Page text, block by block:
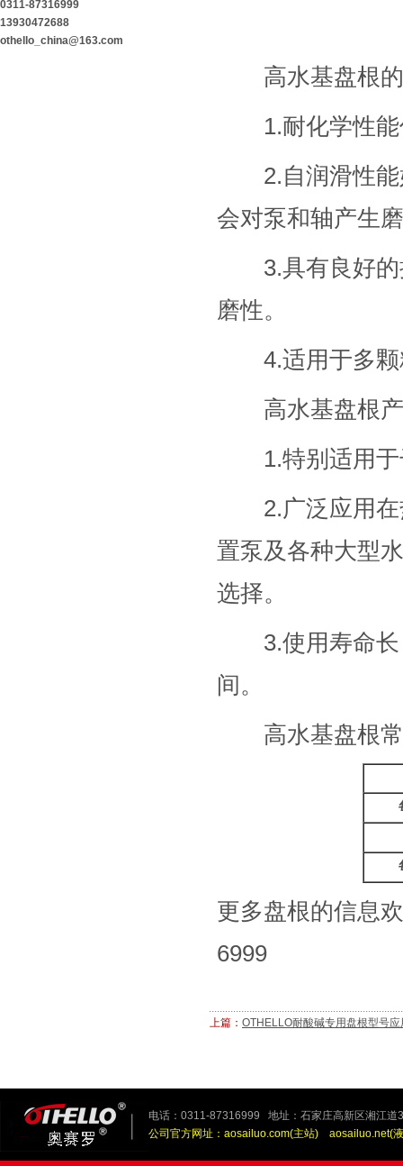
0311-87316999
13930472688
othello_china@163.com
高水基盘根的
1.耐化学性能
2.自润滑性能
会对泵和轴产生
3.具有良好的
磨性。
4.适用于多颗
高水基盘根产
1.特别适用于
2.广泛应用在
置泵及各种大型
选择。
3.使用寿命长
间。
高水基盘根常
更多盘根的信息
6999
上篇： OTHELLO耐酸碱专用盘根型号
电话：0311-87316999 地址：石家庄高新区湘江道
公司官方网址： aosailuo.com(主站) aosailuo.net(